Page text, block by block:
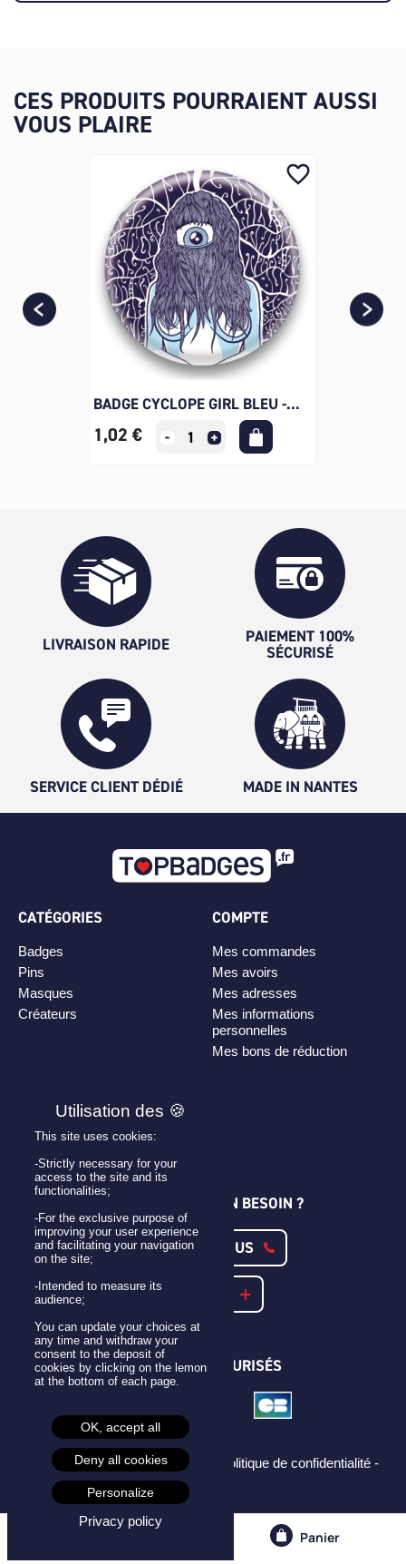
Panier
CES PRODUITS POURRAIENT AUSSI
VOUS PLAIRE
BADGE CYCLOPE GIRL BLEU -...
1,02 €
favorite_border
LIVRAISON RAPIDE
PAIEMENT 100%
SÉCURISÉ
SERVICE CLIENT DÉDIÉ MADE IN NANTES
CATÉGORIES
Badges
Pins
Masques
Créateurs
COMPTE
Mes commandes
Mes avoirs
Mes adresses
Mes informations
personnelles
Mes bons de réduction
PLAN DE SITE
Personnaliser son badge
UNE QUESTION ? UN BESOIN ?
CONTACTEZ-NOUS
NOTRE FAQ
PAIEMENTS SÉCURISÉS
Mentions légales -CGU - CGV -
Politique de confidentialité -
Cookies -
This site uses cookies:
-Strictly necessary for your
access to the site and its
functionalities;
-For the exclusive purpose of
improving your user experience
and facilitating your navigation
on the site;
-Intended to measure its
audience;
You can update your choices at
any time and withdraw your
consent to the deposit of
cookies by clicking on the lemon
at the bottom of each page.
OK, accept all
Deny all cookies
Personalize
Privacy policy